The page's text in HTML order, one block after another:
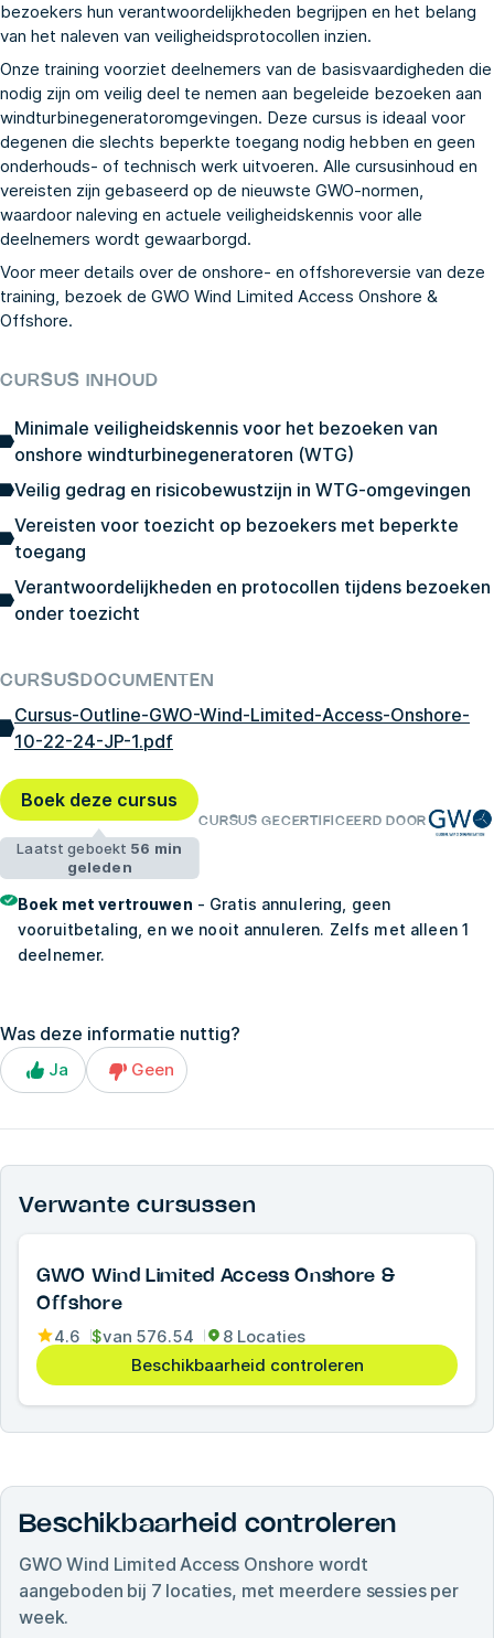
bezoekers hun verantwoordelijkheden begrijpen en het belang
van het naleven van veiligheidsprotocollen inzien.
Onze training voorziet deelnemers van de basisvaardigheden die
nodig zijn om veilig deel te nemen aan begeleide bezoeken aan
windturbinegeneratoromgevingen. Deze cursus is ideaal voor
degenen die slechts beperkte toegang nodig hebben en geen
onderhouds- of technisch werk uitvoeren. Alle cursusinhoud en
vereisten zijn gebaseerd op de nieuwste GWO-normen,
waardoor naleving en actuele veiligheidskennis voor alle
deelnemers wordt gewaarborgd.
Voor meer details over de onshore- en offshoreversie van deze
training, bezoek de GWO Wind Limited Access Onshore &
Offshore.
CURSUS INHOUD
Minimale veiligheidskennis voor het bezoeken van
onshore windturbinegeneratoren (WTG)
Veilig gedrag en risicobewustzijn in WTG-omgevingen
Vereisten voor toezicht op bezoekers met beperkte
toegang
Verantwoordelijkheden en protocollen tijdens bezoeken
onder toezicht
CURSUSDOCUMENTEN
Cursus-Outline-GWO-Wind-Limited-Access-Onshore-
10-22-24-JP-1.pdf
Boek deze cursus
Laatst geboekt 56 min
geleden
CURSUS GECERTIFICEERD DOOR
Boek met vertrouwen - Gratis annulering, geen
vooruitbetaling, en we nooit annuleren. Zelfs met alleen 1
deelnemer.
Was deze informatie nuttig?
Ja Geen
Verwante cursussen
GWO Wind Limited Access Onshore &
Offshore
4.6 $van 576.54
8 Locaties
Beschikbaarheid controleren
Beschikbaarheid controleren
GWO Wind Limited Access Onshore wordt
aangeboden bij 7 locaties, met meerdere sessies per
week.